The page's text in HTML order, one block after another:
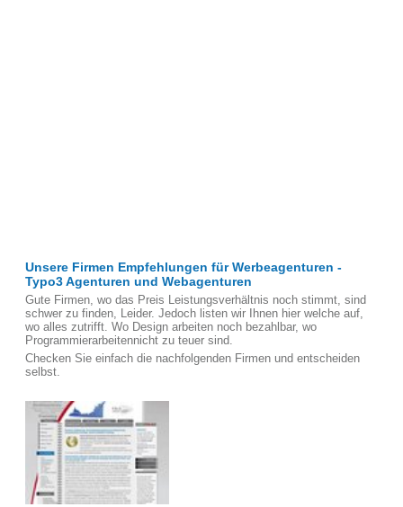
Unsere Firmen Empfehlungen für Werbeagenturen -
Typo3 Agenturen und Webagenturen
Gute Firmen, wo das Preis Leistungsverhältnis noch stimmt, sind
schwer zu finden, Leider. Jedoch listen wir Ihnen hier welche auf,
wo alles zutrifft. Wo Design arbeiten noch bezahlbar, wo
Programmierarbeitennicht zu teuer sind.
Checken Sie einfach die nachfolgenden Firmen und entscheiden
selbst.